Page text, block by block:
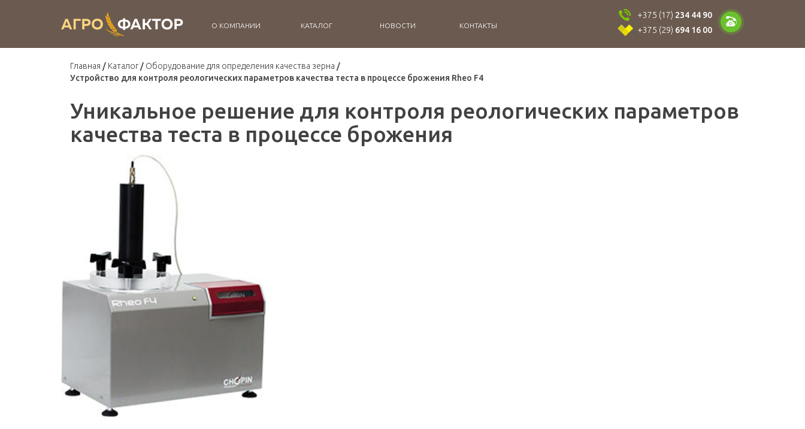
О КОМПАНИИ КАТАЛОГ НОВОСТИ КОНТАКТЫ
+375 (17) 234 44 90
+375 (29) 694 16 00
Главная Каталог
Оборудование для определения качества зерна
Устройство для контроля реологических параметров качества теста в процессе брожения Rheo F4
Уникальное решение для контроля реологических параметров
качества теста в процессе брожения